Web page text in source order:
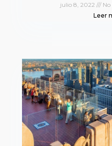
julio 8, 2022
No
Leer